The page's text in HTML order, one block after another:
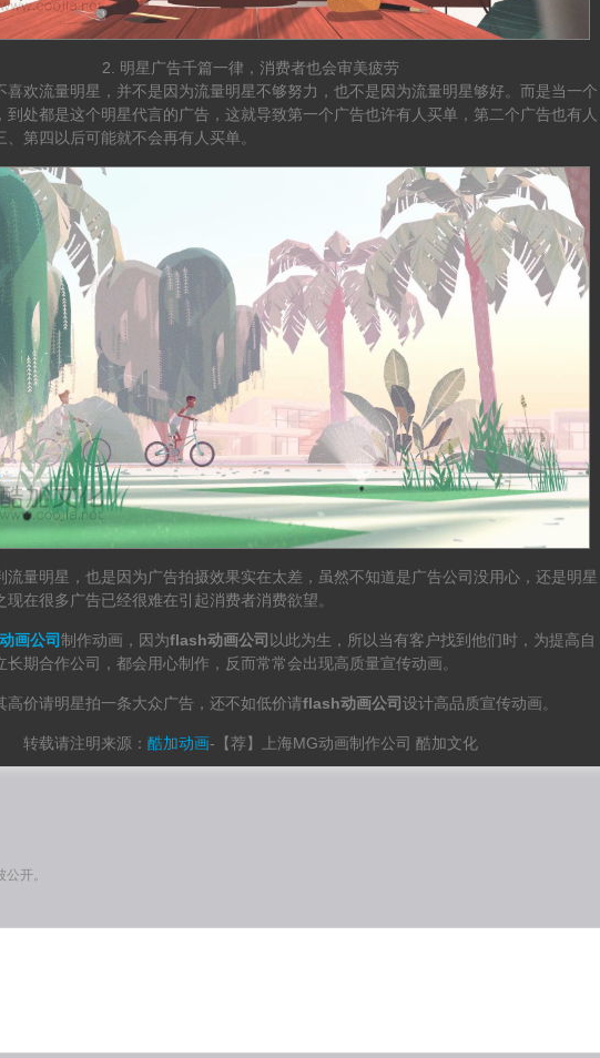
明星广告千篇一律，消费者也会审美疲劳
喜欢流量明星，并不是因为流量明星不够努力，也不是因为流量明星够好。而是当一个
到处都是这个明星代言的广告，这就导致第一个广告也许有人买单，第二个广告也有人
第四以后可能就不会再有人买单。
流量明星，也是因为广告拍摄效果实在太差，虽然不知道是广告公司没用心，还是明星
现在很多广告已经很难在引起消费者消费欲望。
画公司制作动画，因为flash动画公司 以此为生，所以当有客户找到他们时，为提高自
长期合作公司，都会用心制作，反而常常会出现高质量宣传动画。
高价请明星拍一条大众广告，还不如低价请flash动画公司设计高品质宣传动画。
转载请注明来源： 酷加动画- 【荐】上海MG动画制作公司 酷加文化
开。